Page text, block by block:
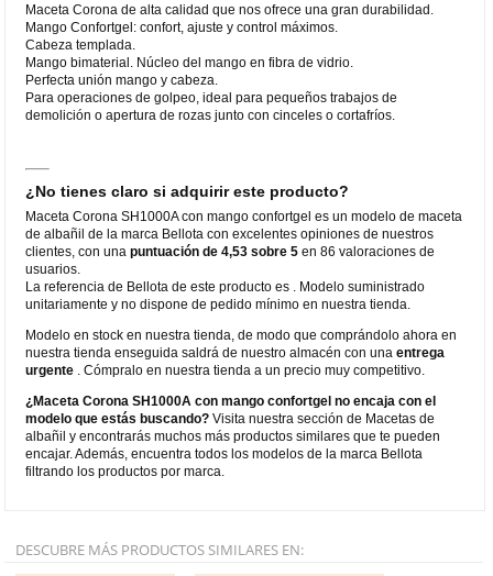
Maceta Corona de alta calidad que nos ofrece una gran durabilidad.
Mango Confortgel: confort, ajuste y control máximos.
Cabeza templada.
Mango bimaterial. Núcleo del mango en fibra de vidrio.
Perfecta unión mango y cabeza.
Para operaciones de golpeo, ideal para pequeños trabajos de
demolición o apertura de rozas junto con cinceles o cortafríos.
¿No tienes claro si adquirir este producto?
Maceta Corona SH1000A con mango confortgel es un modelo de maceta
de albañil de la marca Bellota con excelentes opiniones de nuestros
clientes, con unapuntuación de 4,53 sobre 5 en 86 valoraciones de
usuarios.
La referencia de Bellota de este producto es . Modelo suministrado
unitariamente y no dispone de pedido mínimo en nuestra tienda.
Modelo en stock en nuestra tienda, de modo que comprándolo ahora en
nuestra tienda enseguida saldrá de nuestro almacén con unaentrega
urgente . Cómpralo en nuestra tienda a un precio muy competitivo.
¿Maceta Corona SH1000A con mango confortgel no encaja con el
modelo que estás buscando? Visita nuestra sección de Macetas de
albañil y encontrarás muchos más productos similares que te pueden
encajar. Además, encuentra todos los modelos de la marca Bellota
filtrando los productos por marca.
DESCUBRE MÁS PRODUCTOS SIMILARES EN: